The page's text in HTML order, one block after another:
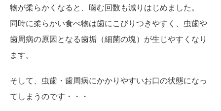
物が柔らかくなると、噛む回数も減りはじめました。
同時に柔らかい食べ物は歯にこびりつきやすく、虫歯や
歯周病の原因となる歯垢（細菌の塊）が生じやすくなり
ます。
そして、虫歯・歯周病にかかりやすいお口の状態になっ
てしまうのです・・・